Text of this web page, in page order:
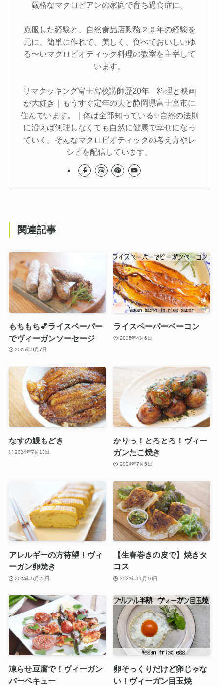
厳格なマクロビアンの家庭で育ち過食症に。
克服した経験と、自然食品店勤務２０年の経験を
元に、簡単に作れて、美しく、食べておいしいゆ
る〜いマクロビオティック料理の教室を主宰して
います。
リマクッキング富士宮校講師歴20年｜料理と映画
が大好き｜もうすぐ定年の夫と静岡県富士宮市に
住んでいます。｜体は全部知っている✨自然の法則
に沿えば無理しなくても自然に健康で幸せになっ
ていく。そんなマクロビオティックの考え方やレ
シピを配信しています。
関連記事
もちもち💕ライスペーパー
でヴィーガンソーセージ
2025年9月7日
ライスペーパーベーコン
2025年4月6日
なすの鰻もどき
2024年7月13日
かりっ！とろとろ！ヴィー
ガンたこ焼き
2024年7月5日
アレルギーの方待望！ヴィ
ーガン卵焼き
2024年6月22日
【生春巻きの皮で】焼きタ
コス
2023年11月10日
凍らせ豆腐で！ヴィーガン
バーベキュー
卵そっくりだけど卵じゃな
い！ヴィーガン目玉焼